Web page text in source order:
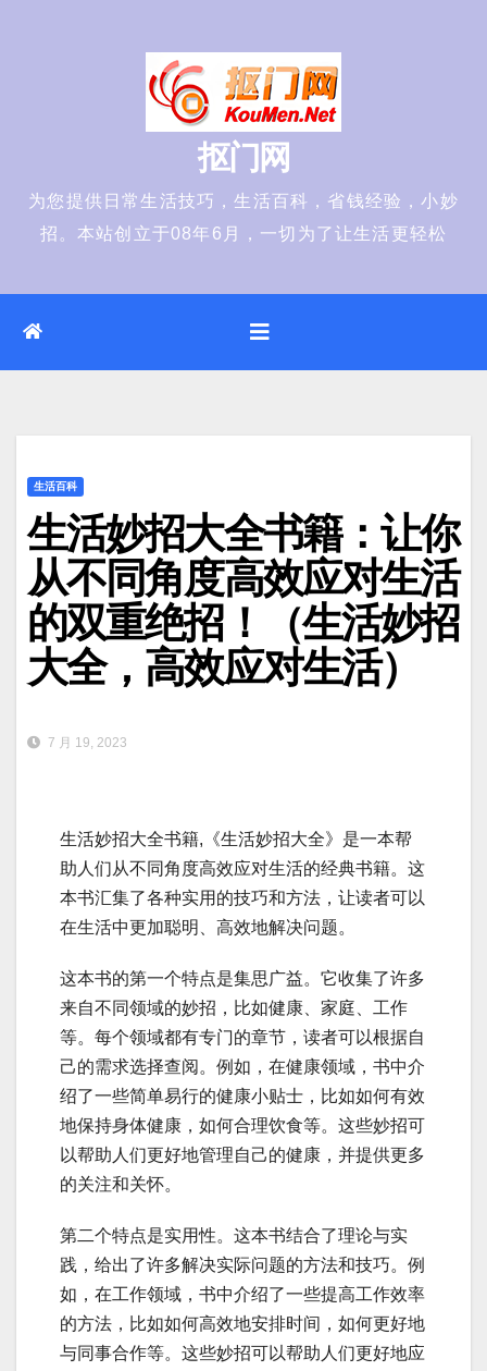
抠门网
为您提供日常生活技巧，生活百科，省钱经验，小妙
招。本站创立于08年6月，一切为了让生活更轻松
生活百科
生活妙招大全书籍：让你
从不同角度高效应对生活
的双重绝招！（生活妙招
大全，高效应对生活）
7 月 19, 2023
生活妙招大全书籍,《生活妙招大全》是一本帮
助人们从不同角度高效应对生活的经典书籍。这
本书汇集了各种实用的技巧和方法，让读者可以
在生活中更加聪明、高效地解决问题。
这本书的第一个特点是集思广益。它收集了许多
来自不同领域的妙招，比如健康、家庭、工作
等。每个领域都有专门的章节，读者可以根据自
己的需求选择查阅。例如，在健康领域，书中介
绍了一些简单易行的健康小贴士，比如如何有效
地保持身体健康，如何合理饮食等。这些妙招可
以帮助人们更好地管理自己的健康，并提供更多
的关注和关怀。
第二个特点是实用性。这本书结合了理论与实
践，给出了许多解决实际问题的方法和技巧。例
如，在工作领域，书中介绍了一些提高工作效率
的方法，比如如何高效地安排时间，如何更好地
与同事合作等。这些妙招可以帮助人们更好地应